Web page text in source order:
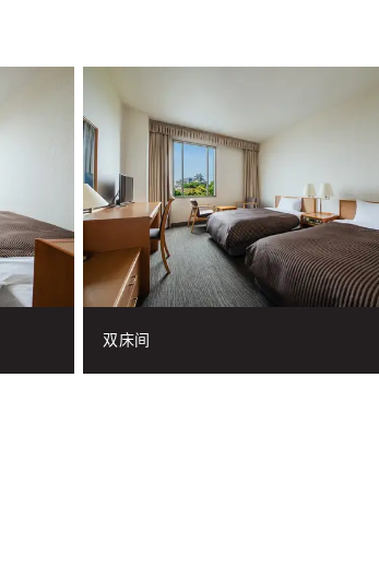
双床间